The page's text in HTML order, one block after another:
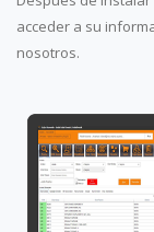
acceder a su
nosotros.